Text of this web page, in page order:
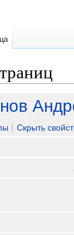
Скрыть